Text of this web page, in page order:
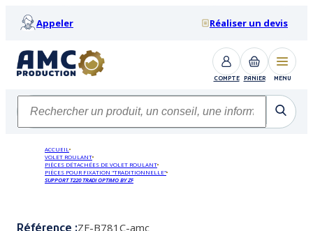
Appeler Réaliser un devis
COMPTE PANIER MENU
ACCUEIL
VOLET ROULANT
PIÈCES DÉTACHÉES DE VOLET ROULANT
PIÈCES POUR FIXATION "TRADITIONNELLE"
SUPPORT T220 TRADI OPTIMO BY ZF
ZF-B781C-amc